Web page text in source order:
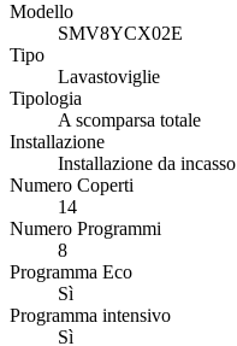
Modello
SMV8YCX02E
Tipo
Lavastoviglie
Tipologia
A scomparsa totale
Installazione
Installazione da incasso
Numero Coperti
14
Numero Programmi
8
Programma Eco
Sì
Programma intensivo
Sì